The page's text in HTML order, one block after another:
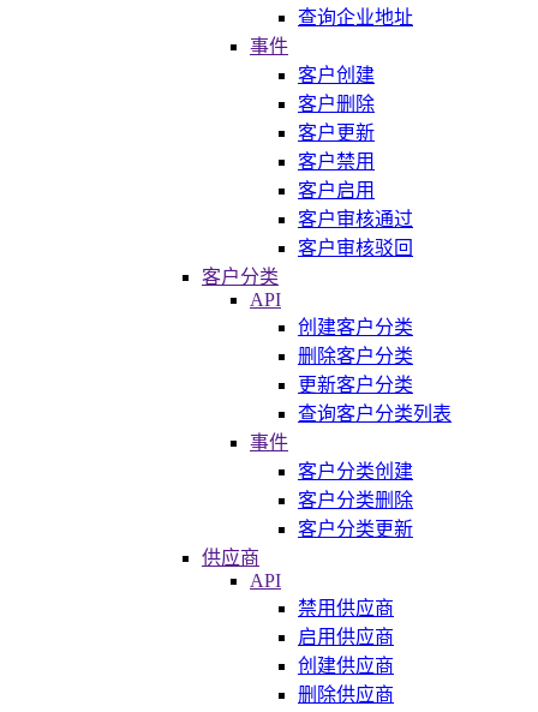
查询企业地址
事件
客户创建
客户删除
客户更新
客户禁用
客户启用
客户审核通过
客户审核驳回
客户分类
API
创建客户分类
删除客户分类
更新客户分类
查询客户分类列表
事件
客户分类创建
客户分类删除
客户分类更新
供应商
API
禁用供应商
启用供应商
创建供应商
删除供应商